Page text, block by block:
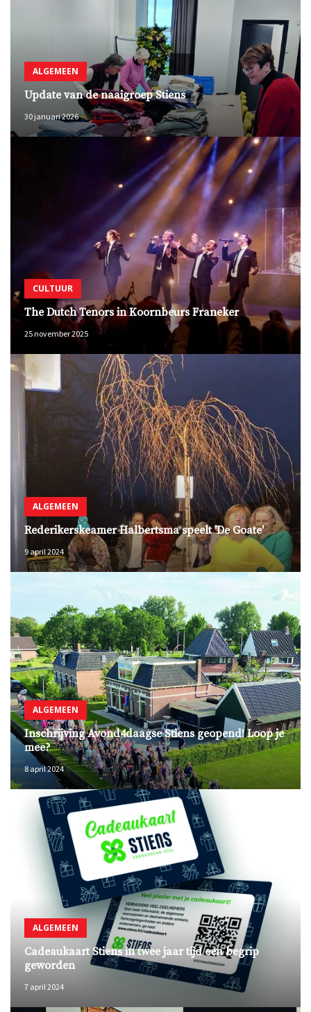
ALGEMEEN
Update van de naaigroep Stiens
30 januari 2026
CULTUUR
The Dutch Tenors in Koornbeurs Franeker
25 november 2025
ALGEMEEN
Rederikerskeamer Halbertsma speelt 'De Goate'
9 april 2024
ALGEMEEN
Inschrijving Avond4daagse Stiens geopend! Loop je
mee?
8 april 2024
ALGEMEEN
Cadeaukaart Stiens in twee jaar tijd een begrip
geworden
7 april 2024